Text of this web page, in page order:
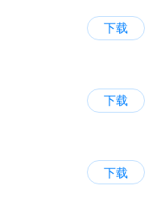
下载
下载
下载